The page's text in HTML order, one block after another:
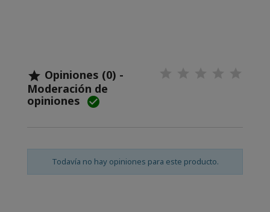
 Opiniones (0) -
Moderación de
opiniones 
Todavía no hay opiniones para este producto.